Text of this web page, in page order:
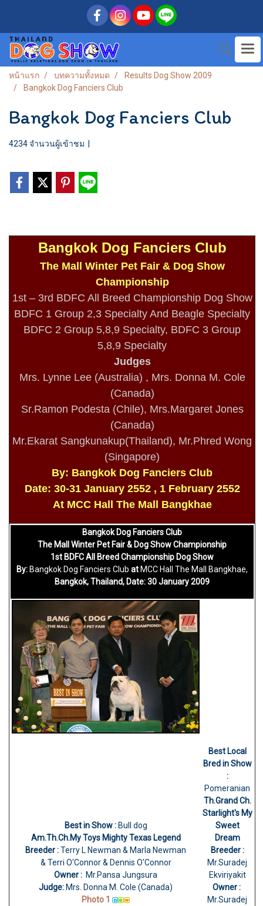
หน้าแรก บทความทั้งหมด
Results Dog Show 2009
Bangkok Dog Fanciers Club
Bangkok Dog Fanciers Club
4234 จำนวนผู้เข้าชม
Bangkok Dog Fanciers Club
The Mall Winter Pet Fair & Dog Show
Championship
1st – 3rd BDFC All Breed Championship Dog Show
BDFC 1 Group 2,3 Specialty And Beagle Specialty
BDFC 2 Group 5,8,9 Specialty, BDFC 3 Group
5,8,9 Specialty
Judges
Mrs. Lynne Lee (Australia) , Mrs. Donna M. Cole
(Canada)
Sr.Ramon Podesta (Chile), Mrs.Margaret Jones
(Canada)
Mr.Ekarat Sangkunakup(Thailand), Mr.Phred Wong
(Singapore)
By: Bangkok Dog Fanciers Club
Date: 30-31 January 2552 , 1 February 2552
At MCC Hall The Mall Bangkhae
Bangkok Dog Fanciers Club
The Mall Winter Pet Fair & Dog Show Championship
1st BDFC All Breed Championship Dog Show
By:Bangkok Dog Fanciers Club atMCC Hall The Mall Bangkhae,
Bangkok, Thailand, Date: 30 January 2009
Best in Show :Bull dog
Am.Th.Ch.My Toys Mighty Texas Legend
Breeder :Terry L Newman & Marla Newman
& Terri O'Connor & Dennis O'Connor
Owner : Mr.Pansa Jungsura
Judge:Mrs. Donna M. Cole (Canada)
Photo 1
Best Local
Bred in Show
:
Pomeranian
Th.Grand Ch.
Starlight's My
Sweet
Dream
Breeder :
Mr.Suradej
Ekviriyakit
Owner :
Mr.Suradej